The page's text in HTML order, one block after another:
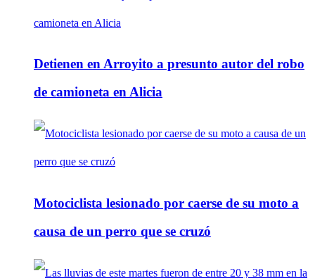
Detienen en Arroyito a presunto autor del robo
de camioneta en Alicia
Motociclista lesionado por caerse de su moto a
causa de un perro que se cruzó